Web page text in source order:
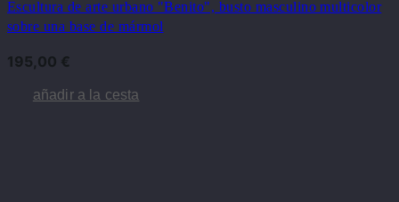
Escultura de arte urbano "Benito", busto masculino multicolor
sobre una base de mármol
195,00 €
añadir a la cesta